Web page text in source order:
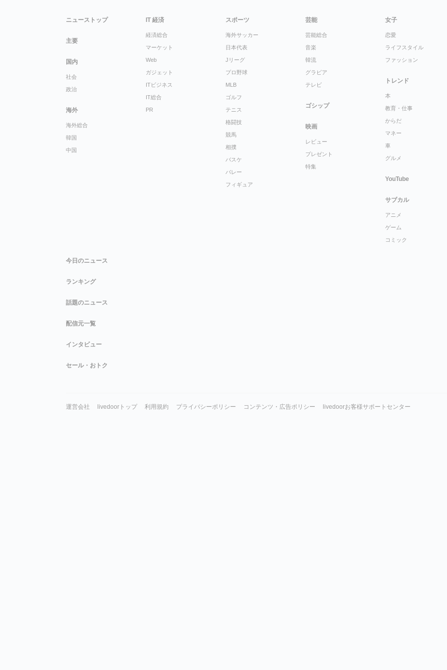
ニューストップ
主要
国内
社会
政治
海外
海外総合
韓国
中国
IT 経済
経済総合
マーケット
Web
ガジェット
ITビジネス
IT総合
PR
スポーツ
海外サッカー
日本代表
Jリーグ
プロ野球
MLB
ゴルフ
テニス
格闘技
競馬
相撲
バスケ
バレー
フィギュア
芸能
芸能総合
音楽
韓流
グラビア
テレビ
ゴシップ
映画
レビュー
プレゼント
特集
女子
恋愛
ライフスタイル
ファッション
トレンド
本
教育・仕事
からだ
マネー
車
グルメ
YouTube
サブカル
アニメ
ゲーム
コミック
今日のニュース
ランキング
話題のニュース
配信元一覧
インタビュー
セール・おトク
運営会社 livedoorトップ 利用規約 プライバシーポリシー コンテンツ・広告ポリシー livedoorお客様サポートセンター